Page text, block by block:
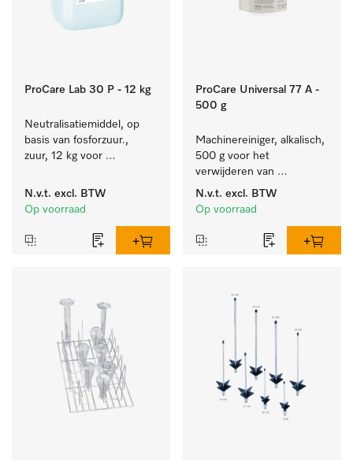
ProCare Lab 30 P - 12 kg
Neutralisatiemiddel, op
basis van fosforzuur.,
zuur, 12 kg voor
laboratoriumglaswerk en -
gerei.
N.v.t. excl. BTW
Op voorraad
ProCare Universal 77 A -
500 g
Machinereiniger, alkalisch,
500 g voor het
verwijderen van
hardnekkige
zetmeelaanslag.
N.v.t. excl. BTW
Op voorraad